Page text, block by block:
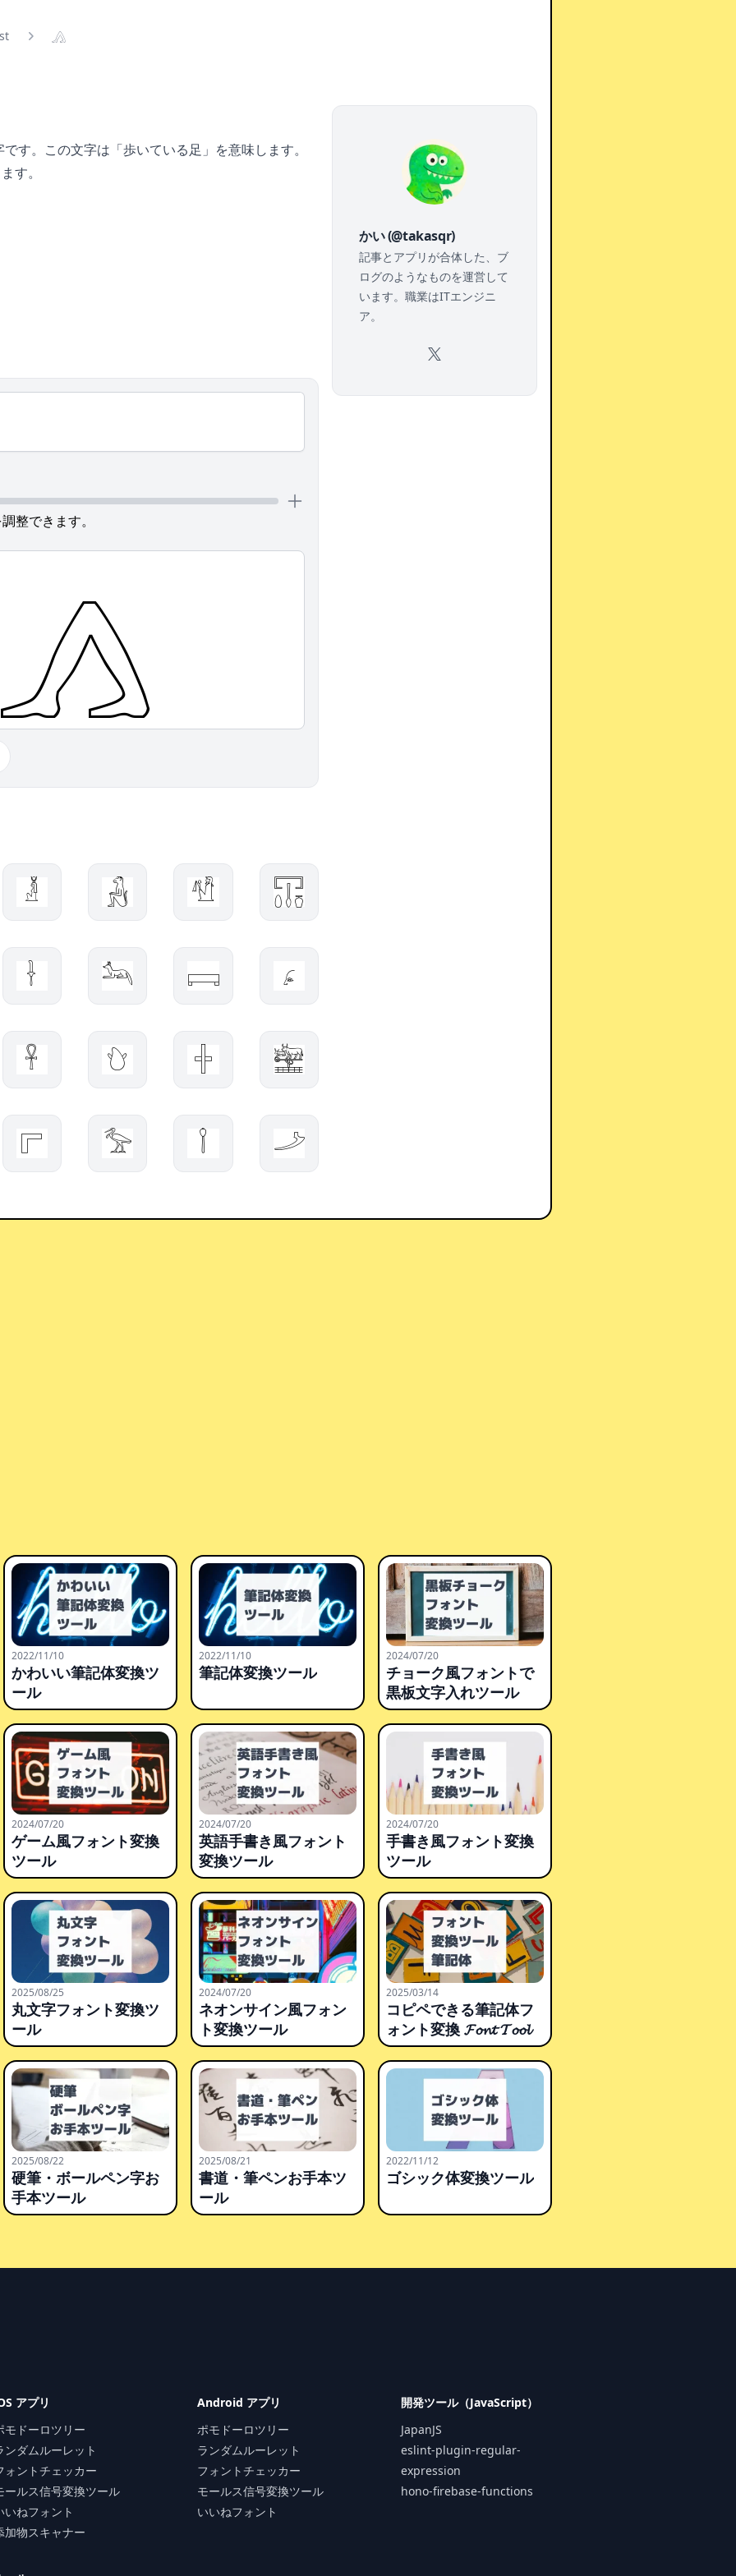
𓂻
す。この文字は「歩いている足」を意味します。
す。
整できます。
𓁥 𓃻 𓀱 𓉓
𓋽 𓃢 𓊬 𓂊
𓋹 𓈑 𓏶 𓈬
𓊋 𓅡 𓌉 𓌴
かい (@takasqr)
記事とアプリが合体した、ブ
ログのようなものを運営して
います。職業はITエンジニ
ア。
X
2022/11/10
かわいい筆記体変換ツ
ール
2022/11/10
筆記体変換ツール
2024/07/20
チョーク風フォントで
黒板文字入れツール
2024/07/20
ゲーム風フォント変換
ツール
2024/07/20
英語手書き風フォント
変換ツール
2024/07/20
手書き風フォント変換
ツール
2025/08/25
丸文字フォント変換ツ
ール
2024/07/20
ネオンサイン風フォン
ト変換ツール
2025/03/14
コピペできる筆記体フ
ォント変換 𝓕𝓸𝓷𝓽 𝓣𝓸𝓸𝓵
2025/08/22
硬筆・ボールペン字お
手本ツール
2025/08/21
書道・筆ペンお手本ツ
ール
2022/11/12
ゴシック体変換ツール
アプリ
モドーロツリー
ンダムルーレット
ォントチェッカー
ールス信号変換ツール
いねフォント
加物スキャナー
Android アプリ
ポモドーロツリー
ランダムルーレット
フォントチェッカー
モールス信号変換ツール
いいねフォント
開発ツール（JavaScript）
JapanJS
eslint-plugin-regular-
expression
hono-firebase-functions